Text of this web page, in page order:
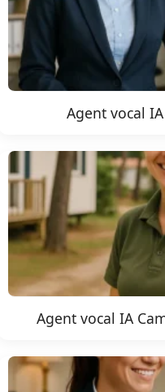
Agent vocal
Agent vocal IA